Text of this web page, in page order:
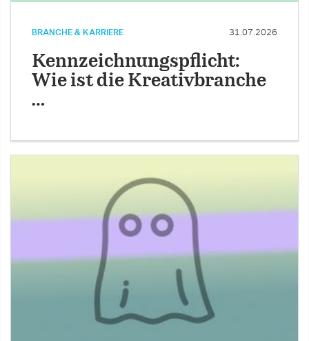
BRANCHE & KARRIERE 31.07.2026
Kennzeichnungspflicht:
Wie ist die Kreativbranche
…